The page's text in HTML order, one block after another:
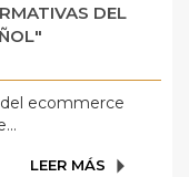
DEL
ecommerce
LEER MÁS